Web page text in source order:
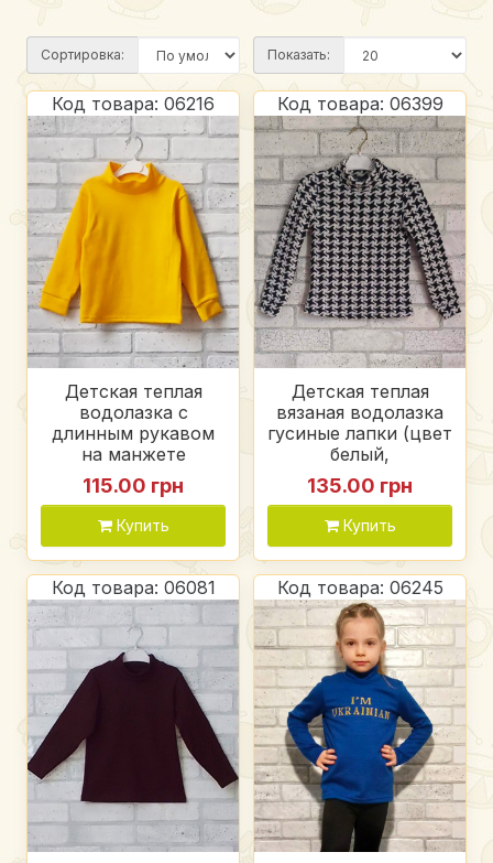
Сортировка: Показать:
Код товара: 06216
Детская теплая
водолазка с
длинным рукавом
на манжете
воротник стойка
(цвет желтый),
стрейч вязка
115.00 грн
Купить
Код товара: 06399
Детская теплая
вязаная водолазка
гусиные лапки (цвет
белый,
желтый), акрил 80%
шерсть 20%
135.00 грн
Купить
Код товара: 06081 Код товара: 06245